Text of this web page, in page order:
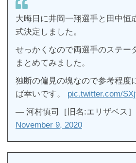
大晦日に井岡一翔選手と田中恒
式決定しました。
せっかくなので両選手のステー
まとめてみました。
独断の偏見の塊なので参考程度
ば幸いです。 pic.twitter.com/
— 河村慎司［旧名:エリザベス
November 9, 2020